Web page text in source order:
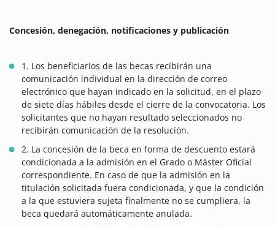
Concesión, denegación, notificaciones y publicación
1. Los beneficiarios de las becas recibirán una
comunicación individual en la dirección de correo
electrónico que hayan indicado en la solicitud, en el plazo
de siete días hábiles desde el cierre de la convocatoria. Los
solicitantes que no hayan resultado seleccionados no
recibirán comunicación de la resolución.
2. La concesión de la beca en forma de descuento estará
condicionada a la admisión en el Grado o Máster Oficial
correspondiente. En caso de que la admisión en la
titulación solicitada fuera condicionada, y que la condición
a la que estuviera sujeta finalmente no se cumpliera, la
beca quedará automáticamente anulada.